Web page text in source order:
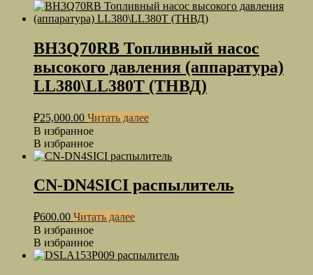
BH3Q70RB Топливный насос
высокого давления (аппаратура)
LL380\LL380T (ТНВД)
₽25,000.00 Читать далее
В избранное
В избранное
CN-DN4SICI распылитель
₽600.00 Читать далее
В избранное
В избранное